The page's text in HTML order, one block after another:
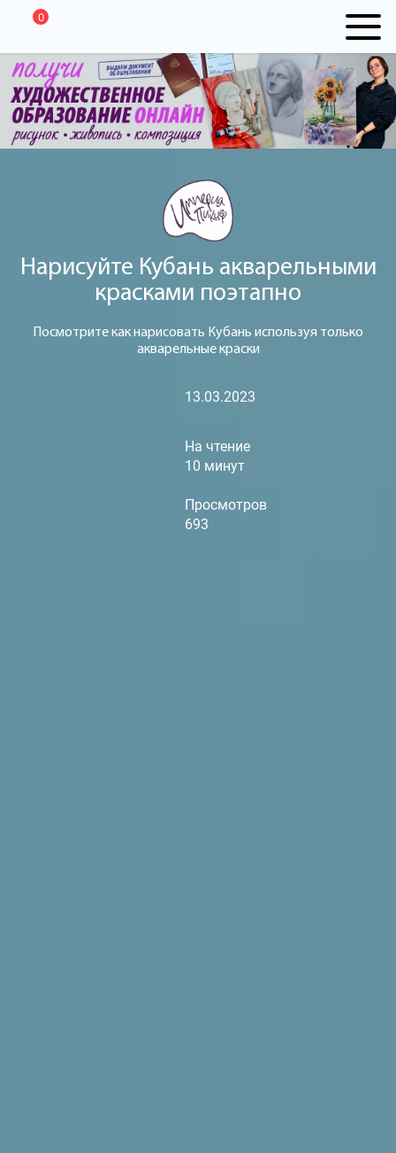
0
Нарисуйте Кубань акварельными
красками поэтапно
Посмотрите как нарисовать Кубань используя только
акварельные краски
13.03.2023
На чтение
10 минут
Просмотров
693